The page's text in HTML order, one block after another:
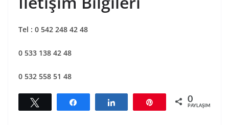
Tel : 0 542 248 42 48
0 533 138 42 48
0 532 558 51 48
Tweetle 0
PAYLAŞIMLAR